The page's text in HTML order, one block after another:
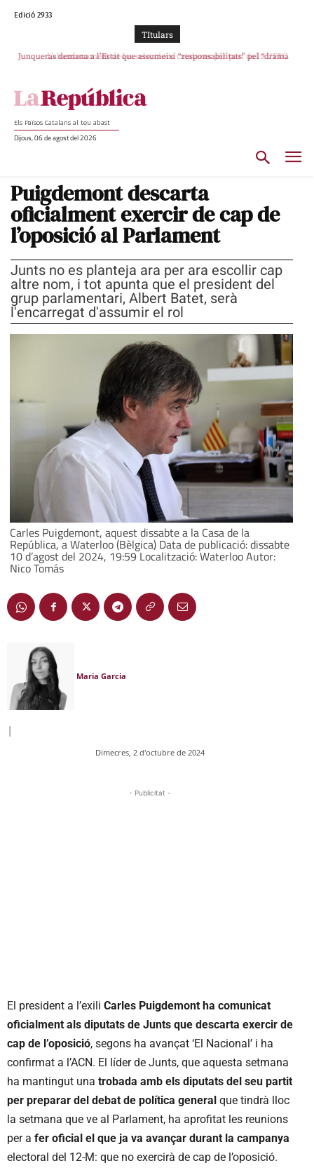
Edició 2933
TItulars
Junqueras demana a l’Estat que assumeixi “responsabilitats” pel “drama
L’abandonament de les seleccions catalanes per part de la UFEC
Els Països Catalans al teu abast
Dijous, 06 de agost del 2026
Puigdemont descarta
oficialment exercir de cap de
l’oposició al Parlament
Junts no es planteja ara per ara escollir cap
altre nom, i tot apunta que el president del
grup parlamentari, Albert Batet, serà
l'encarregat d'assumir el rol
Carles Puigdemont, aquest dissabte a la Casa de la
República, a Waterloo (Bèlgica) Data de publicació: dissabte
10 d’agost del 2024, 19:59 Localització: Waterloo Autor:
Nico Tomás
Maria Garcia
|
Dimecres, 2 d'octubre de 2024
- Publicitat -
El president a l’exili Carles Puigdemont ha comunicat
oficialment als diputats de Junts que descarta exercir de
cap de l’oposició, segons ha avançat ‘El Nacional’ i ha
confirmat a l’ACN. El líder de Junts, que aquesta setmana
ha mantingut una trobada amb els diputats del seu partit
per preparar del debat de política general que tindrà lloc
la setmana que ve al Parlament, ha aprofitat les reunions
per a fer oficial el que ja va avançar durant la campanya
electoral del 12-M: que no exercirà de cap de l’oposició.